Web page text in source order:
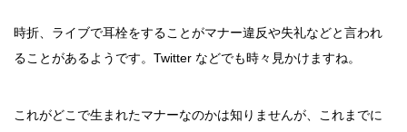
時折、ライブで耳栓をすることがマナー違反や失礼などと言われ
ることがあるようです。Twitter などでも時々見かけますね。
これがどこで生まれたマナーなのかは知りませんが、これまでに